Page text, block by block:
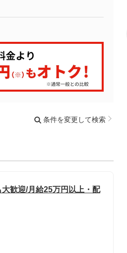
条件を変更して検索
歓迎/月給25万円以上・配